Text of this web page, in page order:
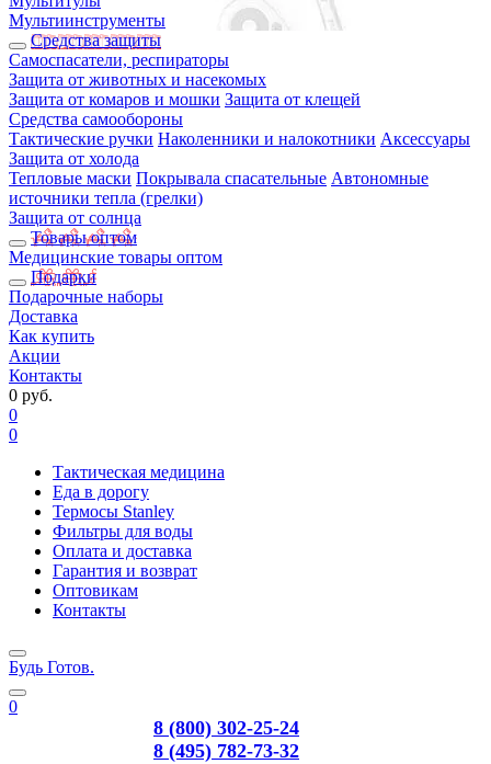
Мультиинструменты
Средства защиты
Самоспасатели, респираторы
Защита от животных и насекомых
Защита от комаров и мошки Защита от клещей
Средства самообороны
Тактические ручки Наколенники и налокотники Аксессуары
Защита от холода
Тепловые маски Покрывала спасательные Автономные
источники тепла (грелки)
Защита от солнца
Товары оптом
Медицинские товары оптом
Подарки
Подарочные наборы
Доставка
Как купить
Акции
Контакты
0 руб.
0
0
Тактическая медицина
Еда в дорогу
Термосы Stanley
Фильтры для воды
Оплата и доставка
Гарантия и возврат
Оптовикам
Контакты
Будь Готов.
0
8 (800) 302-25-24
8 (495) 782-73-32